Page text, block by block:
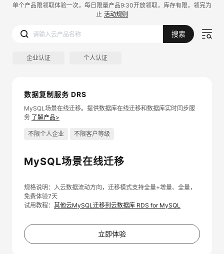
单个产品限领取体验一次，每日限量产品9:30开放领取，库存有限，领完为
止 活动规则
搜索
企业认证 个人认证
数据复制服务 DRS
MySQL场景在线迁移。提供数据库在线迁移和数据库实时同步服
务 了解产品>
不限个人企业 不限客户等级
MySQL场景在线迁移
规格说明：入云数据流动方向，迁移模式支持全量+增量、全量，
免费体验7天
试用教程： 其他云MySQL迁移到云数据库 RDS for MySQL
立即体验